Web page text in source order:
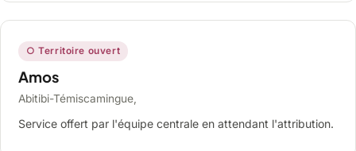
○ Territoire ouvert
Amos
Abitibi-Témiscamingue,
Service offert par l'équipe centrale en attendant l'attribution.